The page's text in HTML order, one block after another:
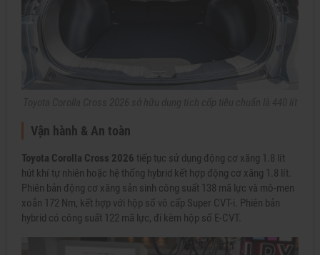
Vận hành & An toàn
Toyota Corolla Cross 2026 tiếp tục sử dụng động cơ xăng 1.8 lít
hút khí tự nhiên hoặc hệ thống hybrid kết hợp động cơ xăng 1.8 lít.
Phiên bản động cơ xăng sản sinh công suất 138 mã lực và mô-men
xoắn 172 Nm, kết hợp với hộp số vô cấp Super CVT-i. Phiên bản
hybrid có công suất 122 mã lực, đi kèm hộp số E-CVT.